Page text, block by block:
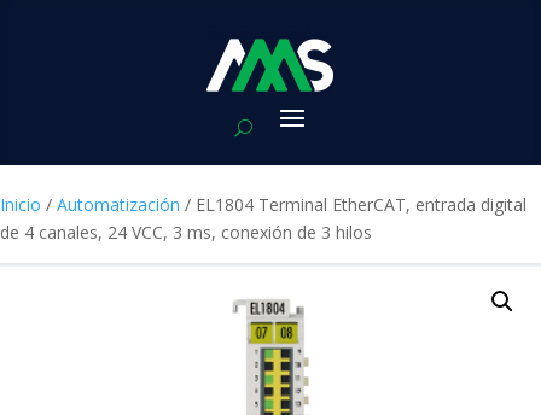
Inicio / Automatización / EL1804 Terminal EtherCAT, entrada digital
de 4 canales, 24 VCC, 3 ms, conexión de 3 hilos